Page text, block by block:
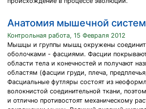
Анатомия мышечной
Контрольная работа, 15 Февраля 2012
Мышцы и группы мышц окружены
оболочками - фасциями. Фасции
области тела и конечностей и получают
областям (фасции груди, плеча,
Фасциальные футляры состоят из
волокнистой соединительной ткани,
и отлично противостоят механическому